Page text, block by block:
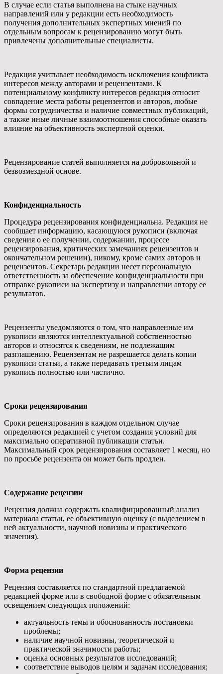
В случае если статья выполнена на стыке научных
направлений или у редакции есть необходимость
получения дополнительных экспертных мнений по
отдельным вопросам к рецензированию могут быть
привлечены дополнительные специалисты.
Редакция учитывает необходимость исключения конфликта
интересов между авторами и рецензентами. К
потенциальному конфликту интересов редакция относит
совпадение места работы рецензентов и авторов, любые
формы сотрудничества и наличие совместных публикаций,
а также иные личные взаимоотношения способные оказать
влияние на объективность экспертной оценки.
Рецензирование статей выполняется на добровольной и
безвозмездной основе.
Конфиденциальность
Процедура рецензирования конфиденциальна. Редакция не
сообщает информацию, касающуюся рукописи (включая
сведения о ее получении, содержании, процессе
рецензирования, критических замечаниях рецензентов и
окончательном решении), никому, кроме самих авторов и
рецензентов. Секретарь редакции несет персональную
ответственность за обеспечение конфиденциальности при
отправке рукописи на экспертизу и направлении автору ее
результатов.
Рецензенты уведомляются о том, что направленные им
рукописи являются интеллектуальной собственностью
авторов и относятся к сведениям, не подлежащим
разглашению. Рецензентам не разрешается делать копии
рукописи статьи, а также передавать третьим лицам
рукопись полностью или частично.
Сроки рецензирования
Сроки рецензирования в каждом отдельном случае
определяются редакцией с учетом создания условий для
максимально оперативной публикации статьи.
Максимальный срок рецензирования составляет 1 месяц, но
по просьбе рецензента он может быть продлен.
Содержание рецензии
Рецензия должна содержать квалифицированный анализ
материала статьи, ее объективную оценку (с выделением в
ней актуальности, научной новизны и практического
значения).
Форма рецензии
Рецензия составляется по стандартной предлагаемой
редакцией форме или в свободной форме с обязательным
освещением следующих положений:
актуальность темы и обоснованность постановки
проблемы;
наличие научной новизны, теоретической и
практической значимости работы;
оценка основных результатов исследований;
соответствие выводов целям и задачам исследования;